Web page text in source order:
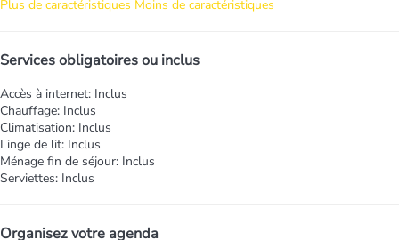
Plus de caractéristiques Moins de caractéristiques
Services obligatoires ou inclus
Accès à internet: Inclus
Chauffage: Inclus
Climatisation: Inclus
Linge de lit: Inclus
Ménage fin de séjour: Inclus
Serviettes: Inclus
Organisez votre agenda